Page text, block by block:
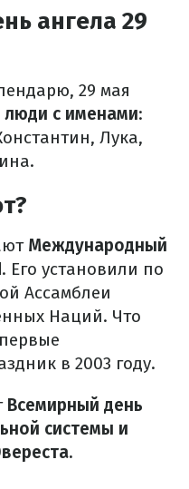
ангела 29
29 мая
люди с именами:
Лука,
Международный
. Его установили по
Ассамблеи
Наций. Что
в 2003 году.
Всемирный день
системы и